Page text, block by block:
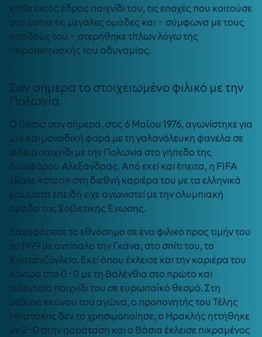
κάθε εκτός έδρας παιχνίδι του, τις εποχές που κοιτούσε
στα μάτια τις μεγάλες ομάδες και – σύμφωνα με τους
οπαδούς του – στερήθηκε τίτλων λόγω της
παρασκηνιακής του αδυναμίας.
Σαν σήμερα το στοιχειωμένο φιλικό με την
Πολωνία
Ο Βάσια σαν σήμερα, στις 6 Μαΐου 1976, αγωνίστηκε για
μία και μοναδική φορά με τη γαλανόλευκη φανέλα σε
φιλικό παιχνίδι με την Πολωνία στο γήπεδο της
Λεωφόρου Αλεξάνδρας. Από εκεί και έπειτα, η FIFA
έβαλε «στοπ» στη διεθνή καριέρα του με τα ελληνικά
χρώματα επειδή είχε αγωνιστεί με την ολυμπιακή
ομάδα της Σοβιετικής Ένωσης.
Ξαναφόρεσε το εθνόσημο σε ένα φιλικό προς τιμήν του
το 1999 με αντίπαλο την Γκάνα, στο σπίτι του, το
Καυτανζόγλειο. Εκεί όπου έκλεισε και την καριέρα του
κόντρα στο 0-0 με τη Βαλένθια στο πρώτο και
τελευταίο παιχνίδι του σε ευρωπαϊκό θεσμό. Στη
ρεβάνς εκείνου του αγώνα, ο προπονητής του Τέλης
Μπατάκης δεν το χρησιμοποίησε, ο Ηρακλής ηττήθηκε
με 2-0 στην παράταση και ο Βάσια έκλεισε πικραμένος